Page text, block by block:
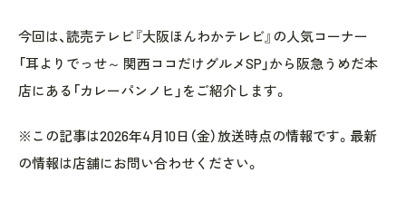
今回は、読売テレビ『大阪ほんわかテレビ』の人気コーナー
「耳よりでっせ～ 関西ココだけグルメSP」から阪急うめだ本
店にある「カレーパンノヒ」をご紹介します。
※この記事は2026年4月10日（金）放送時点の情報です。最新
の情報は店舗にお問い合わせください。